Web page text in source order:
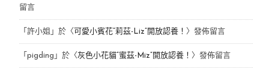
留言
「 許小姐 」於〈 可愛小賓花“莉茲-Liz”開放認養！ 〉發佈留言
「 pigding 」於〈灰色小花貓“蜜茲-Miz”開放認養！ 〉發佈留言